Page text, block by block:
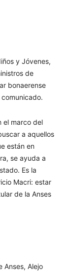
y Jóvenes,
de
bonaerense
el marco del
a aquellos
están en
se ayuda a
Es la
Macri: estar
de la Anses
Anses, Alejo